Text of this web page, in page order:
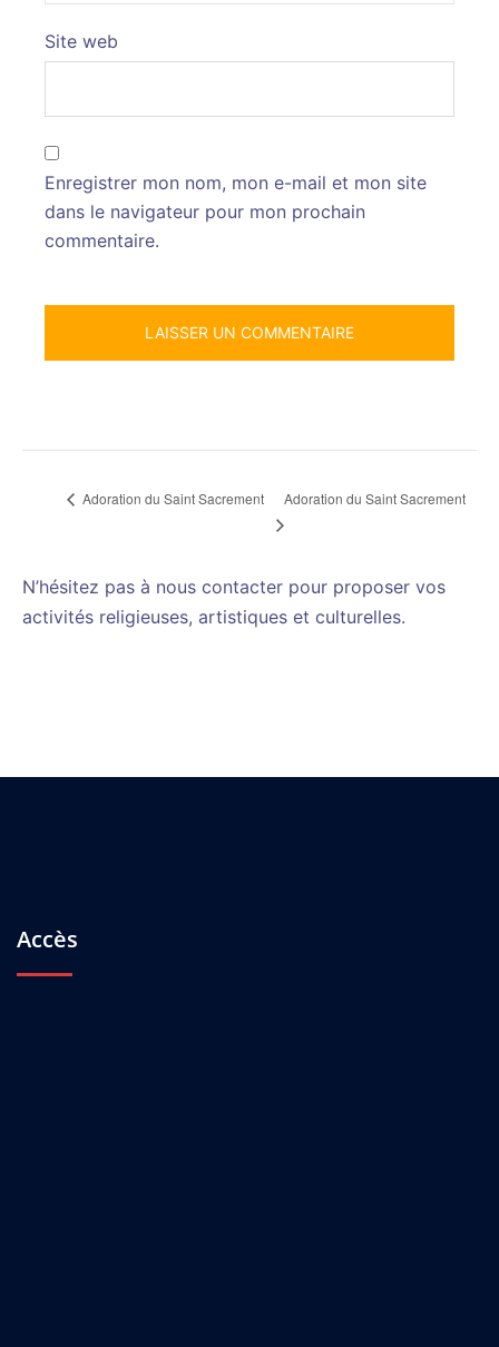
Site web
Enregistrer mon nom, mon e-mail et mon site
dans le navigateur pour mon prochain
commentaire.
Adoration du Saint Sacrement Adoration du Saint Sacrement
N’hésitez pas à nous contacter pour proposer vos
activités religieuses, artistiques et culturelles.
Accès